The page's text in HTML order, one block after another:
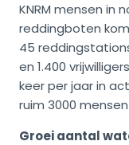
KNRM mensen in
reddingboten
45
en 1.400
keer per jaar in
ruim 3000
Groei aantal